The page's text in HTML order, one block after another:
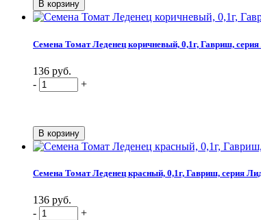
Семена Томат Леденец коричневый, 0,1г, Гавриш, серия
136 руб.
-
+
Семена Томат Леденец красный, 0,1г, Гавриш, серия
136 руб.
-
+